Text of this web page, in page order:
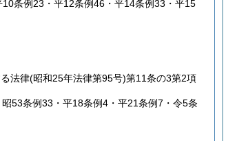
条例23・平12条例46・平14条例33・平15
法律(昭和25年法律第95号)第11条の3第2項
53条例33・平18条例4・平21条例7・令5条